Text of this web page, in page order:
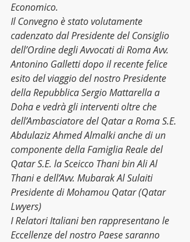
Economico.
Il Convegno è stato volutamente
cadenzato dal Presidente del Consiglio
dell’Ordine degli Avvocati di Roma Avv.
Antonino Galletti dopo il recente felice
esito del viaggio del nostro Presidente
della Repubblica Sergio Mattarella a
Doha e vedrà gli interventi oltre che
dell’Ambasciatore del Qatar a Roma S.E.
Abdulaziz Ahmed Almalki anche di un
componente della Famiglia Reale del
Qatar S.E. la Sceicco Thani bin Ali Al
Thani e dell’Avv. Mubarak Al Sulaiti
Presidente di Mohamou Qatar (Qatar
Lwyers)
I Relatori Italiani ben rappresentano le
Eccellenze del nostro Paese saranno